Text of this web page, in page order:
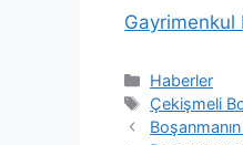
Gayrimenkul
Kategoriler
Haberler
Etiketler
Çekişmeli